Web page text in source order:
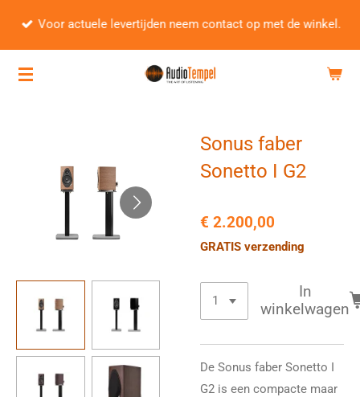
de
Voor actuele levertijden neem contact op met de winkel.
Sonus faber
Sonetto I G2
€ 2.200,00
GRATIS verzending
In
winkelwagen
De Sonus faber Sonetto I
G2 is een compacte maar